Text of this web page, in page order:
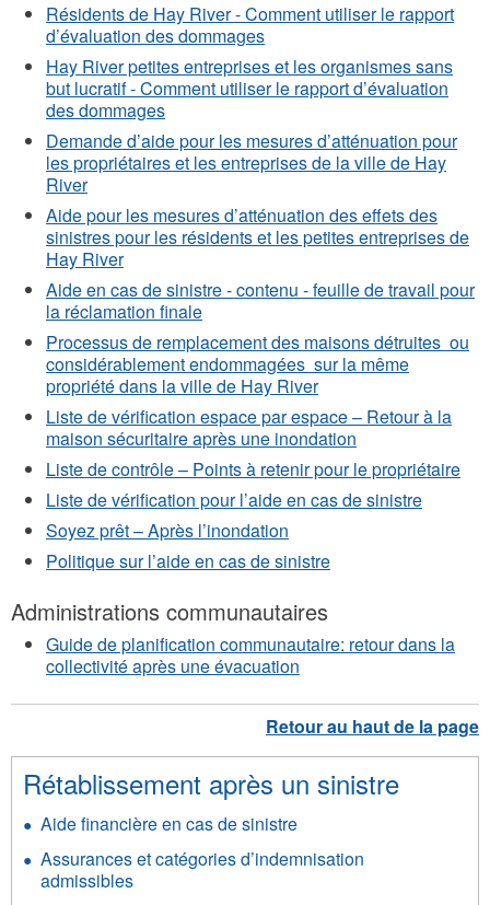
Résidents de Hay River - Comment utiliser le rapport
d’évaluation des dommages
Hay River petites entreprises et les organismes sans
but lucratif -Comment utiliser le rapport d’évaluation
des dommages
Demande d’aide pour les mesures d’atténuation pour
les propriétaires et les entreprises de la ville de Hay
River
Aide pour les mesures d’atténuation des effets des
sinistres pour les résidents et les petites entreprises de
Hay River
Aide en cas de sinistre - contenu - feuille de travail pour
la réclamation finale
Processus de remplacement des maisons détruites ou
considérablement endommagées sur la même
propriété dans la ville de Hay River
Liste de vérification espace par espace – Retour à la
maison sécuritaire après une inondation
Liste de contrôle – Points à retenir pour le propriétaire
Liste de vérification pour l’aide en cas de sinistre
Soyez prêt – Après l’inondation
Politique sur l’aide en cas de sinistre
Administrations communautaires
Guide de planification communautaire: retour dans la
collectivité après une évacuation
Rétablissement après un sinistre
Aide financière en cas de sinistre
Assurances et catégories d’indemnisation
admissibles